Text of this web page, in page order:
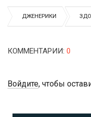
ДЖЕНЕРИКИ
КОММЕНТАРИИ: 0
Войдите, чтобы